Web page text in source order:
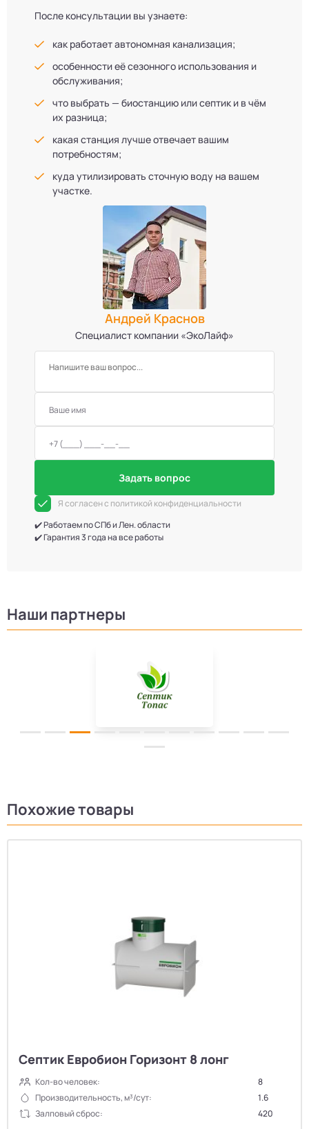
После консультации вы узнаете:
как работает автономная канализация;
особенности её сезонного использования и
обслуживания;
что выбрать — биостанцию или септик и в чём
их разница;
какая станция лучше отвечает вашим
потребностям;
куда утилизировать сточную воду на вашем
участке.
Андрей Краснов
Специалист компании «ЭкоЛайф»
Задать вопрос
Я согласен с политикой конфиденциальности
✔️ Работаем по СПб и Лен. области
✔️ Гарантия 3 года на все работы
Наши партнеры
Похожие товары
Септик Евробион Горизонт 8 лонг
Кол-во человек:
8
Производительность, м³/сут:
1.6
Залповый сброс:
420